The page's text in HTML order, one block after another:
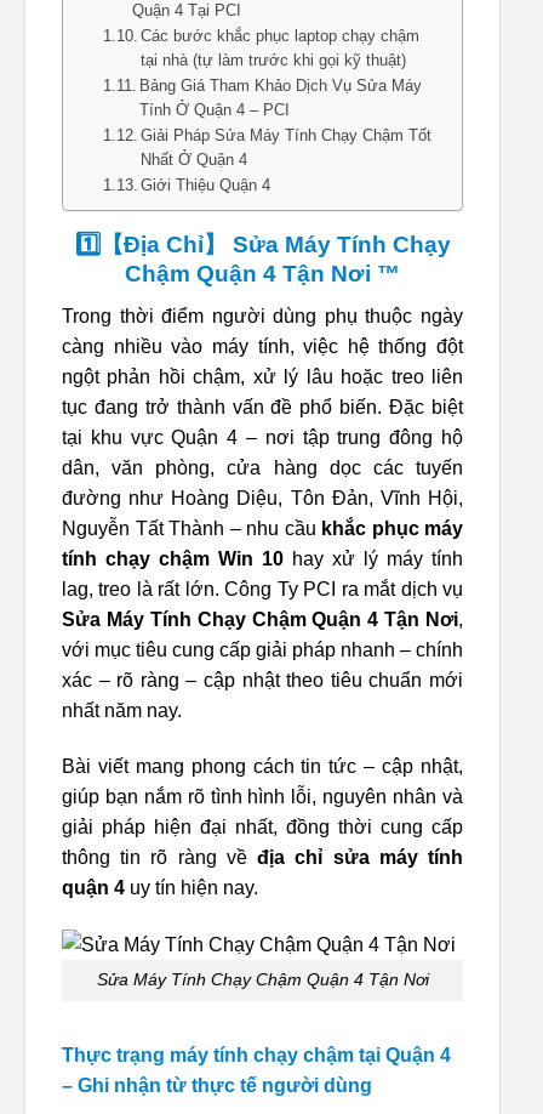
Quận 4 Tại PCI
Các bước khắc phục laptop chạy chậm
tại nhà (tự làm trước khi gọi kỹ thuật)
Bảng Giá Tham Khảo Dịch Vụ Sửa Máy
Tính Ở Quận 4 – PCI
Giải Pháp Sửa Máy Tính Chạy Chậm Tốt
Nhất Ở Quận 4
Giới Thiệu Quận 4
1️⃣【Địa Chỉ】 Sửa Máy Tính Chạy
Chậm Quận 4 Tận Nơi ™
Trong thời điểm người dùng phụ thuộc ngày
càng nhiều vào máy tính, việc hệ thống đột
ngột phản hồi chậm, xử lý lâu hoặc treo liên
tục đang trở thành vấn đề phổ biến. Đặc biệt
tại khu vực Quận 4 – nơi tập trung đông hộ
dân, văn phòng, cửa hàng dọc các tuyến
đường như Hoàng Diệu, Tôn Đản, Vĩnh Hội,
Nguyễn Tất Thành – nhu cầu khắc phục máy
tính chạy chậm Win 10 hay xử lý máy tính
lag, treo là rất lớn. Công Ty PCI ra mắt dịch vụ
Sửa Máy Tính Chạy Chậm Quận 4 Tận Nơi,
với mục tiêu cung cấp giải pháp nhanh – chính
xác – rõ ràng – cập nhật theo tiêu chuẩn mới
nhất năm nay.
Bài viết mang phong cách tin tức – cập nhật,
giúp bạn nắm rõ tình hình lỗi, nguyên nhân và
giải pháp hiện đại nhất, đồng thời cung cấp
thông tin rõ ràng vềđịa chỉ sửa máy tính
quận 4 uy tín hiện nay.
Sửa Máy Tính Chạy Chậm Quận 4 Tận Nơi
Thực trạng máy tính chạy chậm tại Quận 4
– Ghi nhận từ thực tế người dùng